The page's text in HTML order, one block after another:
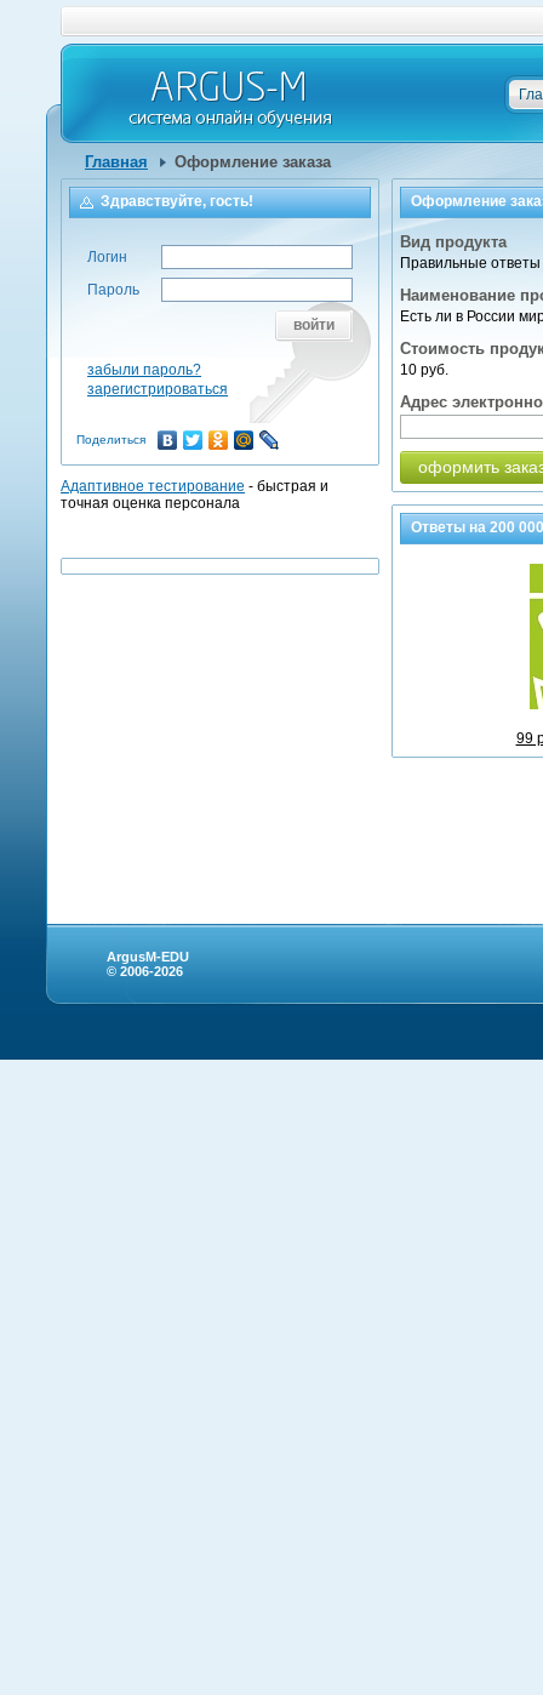
Главная Оформление заказа
Оформление
Вид продукта
Правильные ответы
Наименование
Есть ли в России
Стоимость
10 руб.
Адрес
оформить
Ответы на200 000
99
Здравствуйте, гость!
Логин
Пароль
войти
забыли пароль?
зарегистрироваться
Поделиться
Адаптивное тестирование - быстрая и
точная оценка персонала
ArgusM-EDU
© 2006-2026